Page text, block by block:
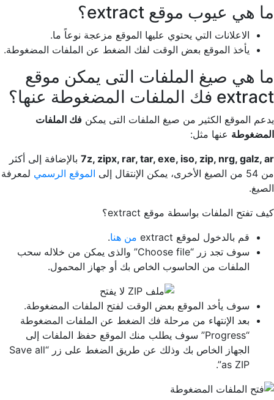
ما هي عيوب موقع extract؟
الاعلانات التي يحتوي عليها الموقع مزعجة نوعاً ما.
يأخذ الموقع بعض الوقت لفك الضغط عن الملفات المضغوطة.
ما هي صيغ الملفات التى يمكن موقع
extract فك الملفات المضغوطة عنها؟
يدعم الموقع الكثير من صيغ الملفات التى يمكن فك الملفات
المضغوطة عنها مثل:
7z, zipx, rar, tar, exe, iso, zip, nrg, galz, ar بالإضافة إلى أكثر
من 54 من الصيغ الأخرى، يمكن الإنتقال إلى
الموقع الرسمي لمعرفة
الصيغ.
كيف تفتح الملفات بواسطة موقع extract؟
قم بالدخول لموقع extract
من هنا.
سوف تجد زر “Choose file” والذى يمكن من خلاله سحب
الملفات من الحاسوب الخاص بك أو جهاز المحمول.
سوف يأخد الموقع بعض الوقت لفتح الملفات المضغوطة.
بعد الإنتهاء من مرحلة فك الضغط عن الملفات المضغوطة
“Progress” سوف يطلب منك الموقع حفظ الملفات إلى
الجهاز الخاص بك وذلك عن طريق الضغط على زر “Save all
as ZIP”.